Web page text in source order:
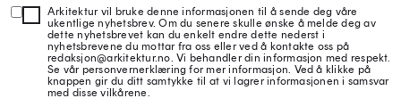
Arkitektur vil bruke denne informasjonen til å sende deg våre
ukentlige nyhetsbrev. Om du senere skulle ønske å melde deg av
dette nyhetsbrevet kan du enkelt endre dette nederst i
nyhetsbrevene du mottar fra oss eller ved å kontakte oss på
redaksjon@arkitektur.no. Vi behandler din informasjon med respekt.
Se vår personvernerklæring for mer informasjon. Ved å klikke på
knappen gir du ditt samtykke til at vi lagrer informasjonen i samsvar
med disse vilkårene.